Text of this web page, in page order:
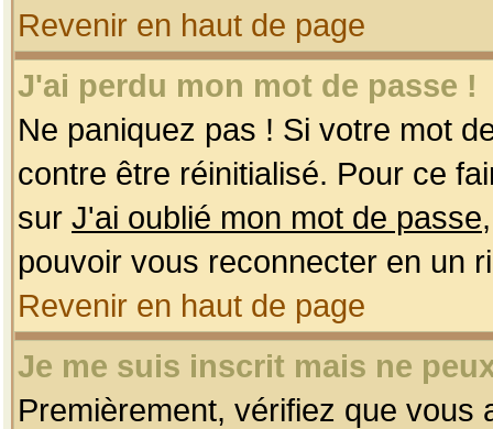
Revenir en haut de page
J'ai perdu mon mot de passe !
Ne paniquez pas ! Si votre mot
contre être réinitialisé. Pour ce
sur J'ai oublié mon mot de passe
pouvoir vous reconnecter en un
Revenir en haut de page
Je me suis inscrit mais ne
Premièrement, vérifiez que